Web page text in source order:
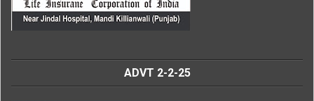
ADVT 2-2-25